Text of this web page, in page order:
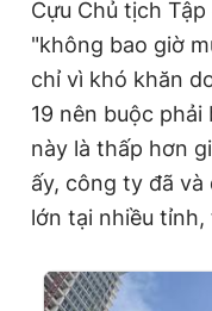
Cựu Chủ tịch
"không bao giờ
chỉ vì khó khăn
19 nên buộc
này là thấp hơn
ấy, công ty đã và
lớn tại nhiều